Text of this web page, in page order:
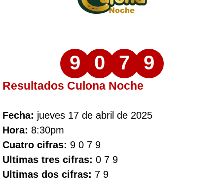
9 0 7 9
Resultados Culona Noche
Fecha: jueves 17 de abril de 2025
Hora: 8:30pm
Cuatro cifras: 9 0 7 9
Ultimas tres cifras: 0 7 9
Ultimas dos cifras: 7 9